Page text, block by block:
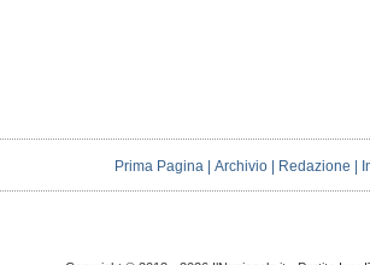
Prima Pagina |Archivio Redazione